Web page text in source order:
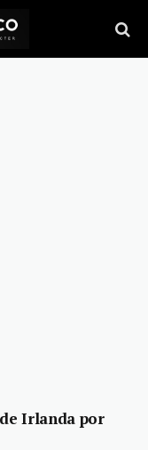
Irlanda por